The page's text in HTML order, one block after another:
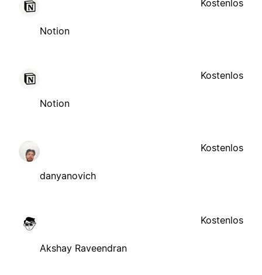
Notion
Kostenlos
Notion
Kostenlos
danyanovich
Kostenlos
Akshay Raveendran
Kostenlos